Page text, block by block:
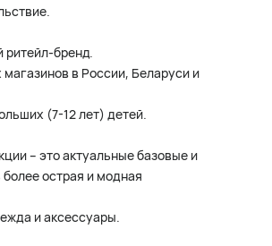
ритейл-бренд.
в России, Беларуси и
(7-12 лет) детей.
– это актуальные базовые и
острая и модная
и аксессуары.